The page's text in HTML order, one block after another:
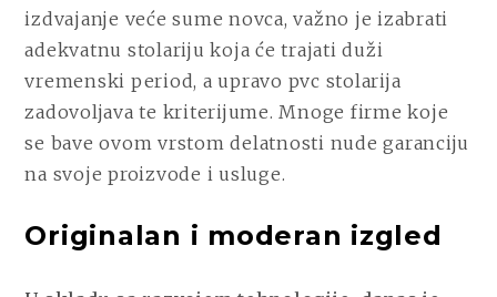
izdvajanje veće sume novca, važno je izabrati
adekvatnu stolariju koja će trajati duži
vremenski period, a upravo pvc stolarija
zadovoljava te kriterijume. Mnoge firme koje
se bave ovom vrstom delatnosti nude garanciju
na svoje proizvode i usluge.
Originalan i moderan izgled